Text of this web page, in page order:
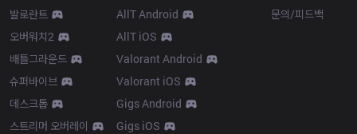
발로란트
오버워치2
배틀그라운드
슈퍼바이브
데스크톱
스트리머 오버레이
AllT Android
AllT iOS
Valorant Android
Valorant iOS
Gigs Android
Gigs iOS
문의/피드백